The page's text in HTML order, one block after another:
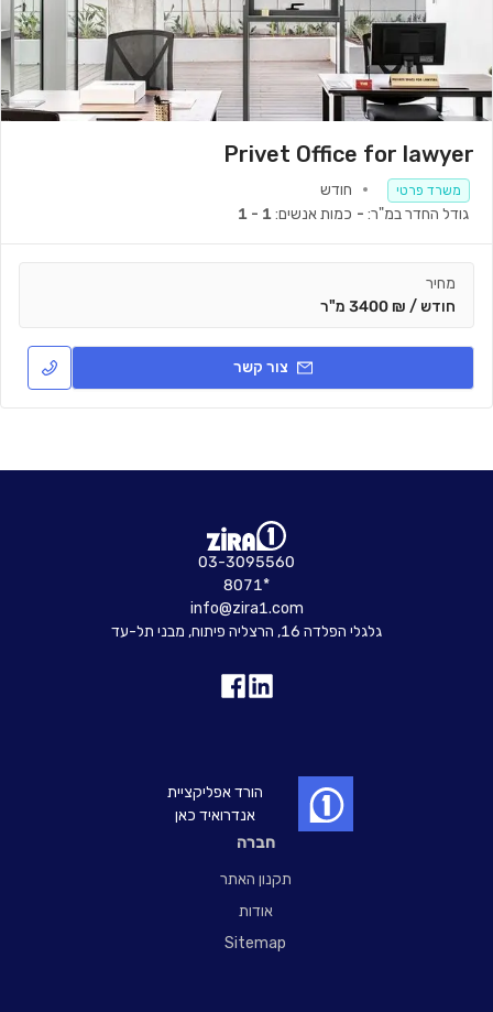
Privet Office for lawyer
משרד פרטי
חודש
כמות אנשים:1 - 1 גודל החדר במ"ר: -
מחיר
חודש / ₪ 3400 מ"ר
צור קשר
חברה
תקנון האתר
אודות
Sitemap
03-3095560
8071*
info@zira1.com
גלגלי הפלדה 16, הרצליה פיתוח, מבני תל-עד
הורד אפליקציית
אנדרואיד כאן